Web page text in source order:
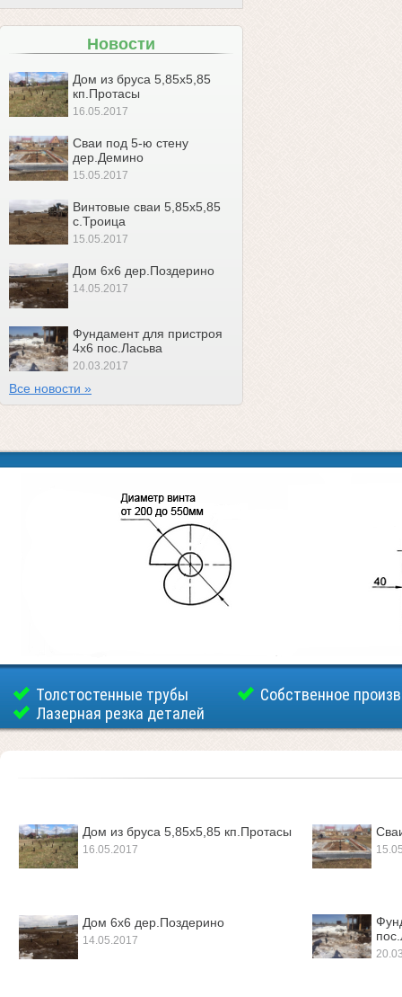
Новости
Дом из бруса 5,85х5,85
кп.Протасы
16.05.2017
Сваи под 5-ю стену
дер.Демино
15.05.2017
Винтовые сваи 5,85х5,85
с.Троица
15.05.2017
Дом 6х6 дер.Поздерино
14.05.2017
Фундамент для пристроя
4х6 пос.Ласьва
20.03.2017
Все новости »
Толстостенные трубы
Собственное
Лазерная резка деталей
Дом из бруса 5,85х5,85 кп.Протасы
16.05.2017
Дом 6х6 дер.Поздерино
14.05.2017